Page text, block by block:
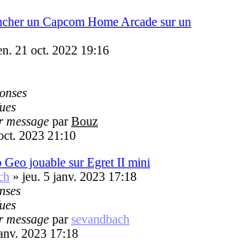
un Capcom Home Arcade sur un
21 oct. 2022 19:16
message parBouz
2023 21:10
jouable sur Egret II mini
» jeu. 5 janv. 2023 17:18
message parsevandbach
2023 17:18